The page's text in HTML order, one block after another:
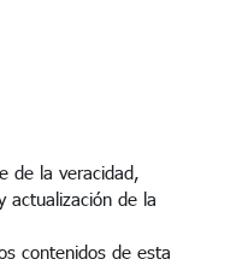
de la veracidad,
actualización de la
contenidos de esta